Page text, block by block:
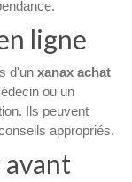
ligne
d'un xanax achat
ou un
Ils peuvent
appropriés.